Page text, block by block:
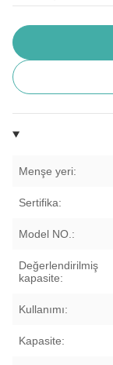
Menşe yeri:
Sertifika:
Model NO.:
Değerlendirilmiş
kapasite:
Kullanımı:
Kapasite: